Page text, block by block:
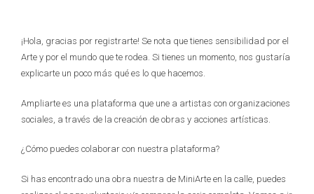
¡Hola, gracias por registrarte! Se nota que tienes sensibilidad por el
Arte y por el mundo que te rodea. Si tienes un momento, nos gustaría
explicarte un poco más qué es lo que hacemos.
Ampliarte es una plataforma que une a artistas con organizaciones
sociales, a través de la creación de obras y acciones artísticas.
¿Cómo puedes colaborar con nuestra plataforma?
Si has encontrado una obra nuestra de MiniArte en la calle, puedes